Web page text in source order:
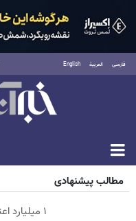
فارسی العربية English
جمعه ۱۶ مرداد ۱۴۰۵
مطالب پیشنهادی
۱ میلیارد اعتبار خرید طلا | بدون ضامن و چک